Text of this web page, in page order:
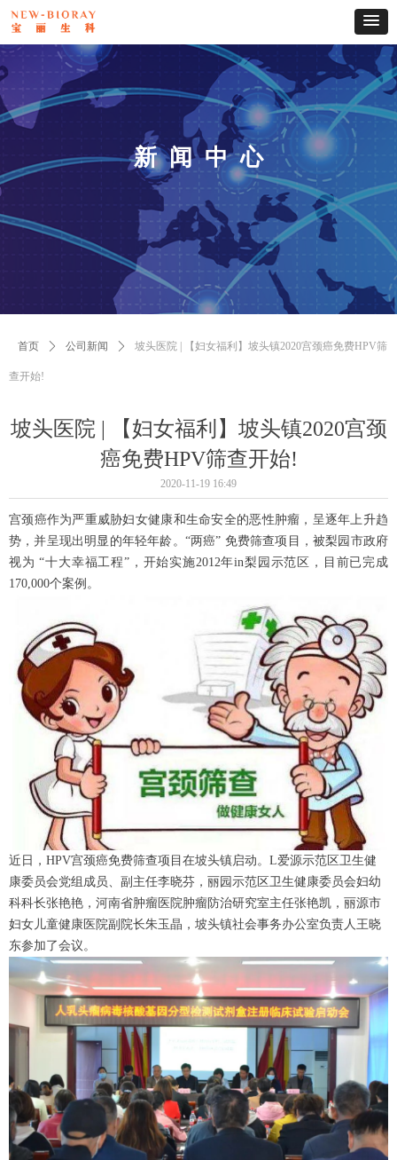
坡头医院 | 【妇女福利】坡头镇2020宫颈
癌免费HPV筛查开始!
宫颈癌作为严重威胁妇女健康和生命安全的恶性肿瘤，呈逐年上升趋
势，并呈现出明显的年轻年龄。“两癌” 免费筛查项目，被梨园市政府
视为 “十大幸福工程”，开始实施2012年in梨园示范区，目前已完成
170,000个案例。
近日，HPV宫颈癌免费筛查项目在坡头镇启动。 L爱源示范区卫生健
康委员会党组成员、副主任李晓芬，丽园示范区卫生健康委员会妇幼
科科长张艳艳，河南省肿瘤医院肿瘤防治研究室主任张艳凯，丽源市
妇女儿童健康医院副院长朱玉晶，坡头镇社会事务办公室负责人王晓
东参加了会议。
首页 ꄲ 公司新闻 ꄲ 坡头医院 | 【妇女福利】坡头镇2020宫颈癌免费HPV筛
查开始!
2020-11-19 16:49
新 闻 中 心